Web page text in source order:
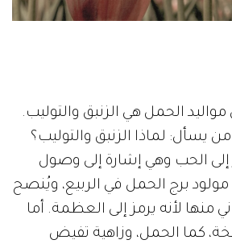
الحمل هي الزنبق والتوليب.
يسأل: لماذا الزنبق والتوليب؟
إلى الحب وهي إشارة إلى وصول
مولود برج الحمل في الربيع، ويُنصح
منها لأنه يرمز إلى العظمة. أما
كما الحمل، وزاهية تفيض